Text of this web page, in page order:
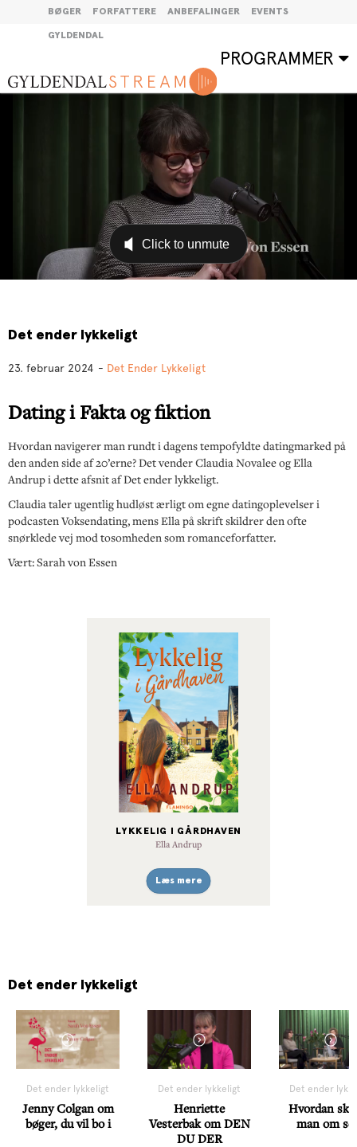
BØGER FORFATTERE ANBEFALINGER EVENTS
GYLDENDAL
PROGRAMMER
Det ender lykkeligt
23. februar 2024 - Det Ender Lykkeligt
Dating i Fakta og fiktion
Hvordan navigerer man rundt i dagens tempofyldte datingmarked på
den anden side af 20’erne? Det vender Claudia Novalee og Ella
Andrup i dette afsnit af Det ender lykkeligt.
Claudia taler ugentlig hudløst ærligt om egne datingoplevelser i
podcasten Voksendating, mens Ella på skrift skildrer den ofte
snørklede vej mod tosomheden som romanceforfatter.
Vært: Sarah von Essen
LYKKELIG I GÅRDHAVEN
Ella Andrup
Læs mere
Det ender lykkeligt
Det ender lykkeligt
Jenny Colgan om
bøger, du vil bo i
Det ender lykkeligt
Henriette
Vesterbak om DEN
DU DER
Det ender
Hvordan
man om